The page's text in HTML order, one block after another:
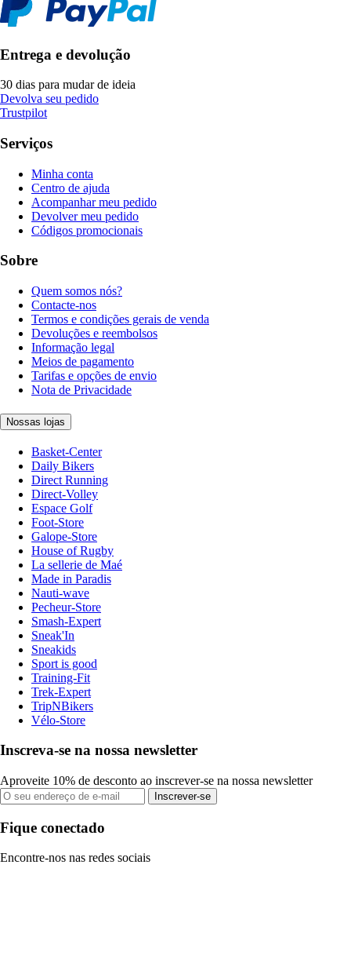
Entrega e devolução
30 dias para mudar de ideia
Devolva seu pedido
Trustpilot
Serviços
Minha conta
Centro de ajuda
Acompanhar meu pedido
Devolver meu pedido
Códigos promocionais
Sobre
Quem somos nós?
Contacte-nos
Termos e condições gerais de venda
Devoluções e reembolsos
Informação legal
Meios de pagamento
Tarifas e opções de envio
Nota de Privacidade
Nossas lojas
Basket-Center
Daily Bikers
Direct Running
Direct-Volley
Espace Golf
Foot-Store
Galope-Store
House of Rugby
La sellerie de Maé
Made in Paradis
Nauti-wave
Pecheur-Store
Smash-Expert
Sneak'In
Sneakids
Sport is good
Training-Fit
Trek-Expert
TripNBikers
Vélo-Store
Inscreva-se na nossa newsletter
Aproveite 10% de desconto ao inscrever-se na nossa newsletter
Inscrever-se
Fique conectado
Encontre-nos nas redes sociais